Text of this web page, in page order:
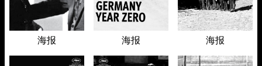
海报 海报 海报